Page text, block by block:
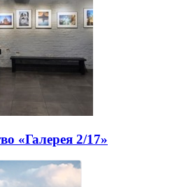
«Галерея 2/17»